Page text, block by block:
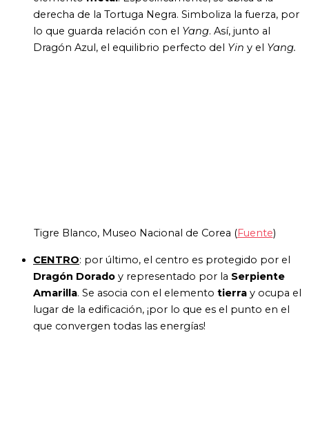
derecha de la Tortuga Negra. Simboliza la fuerza, por
lo que guarda relación con el Yang. Así, junto al
Dragón Azul, el equilibrio perfecto del Yin y el Yang.
Tigre Blanco, Museo Nacional de Corea (Fuente)
CENTRO: por último, el centro es protegido por el
Dragón Dorado y representado por la Serpiente
Amarilla. Se asocia con el elemento tierra y ocupa el
lugar de la edificación, ¡por lo que es el punto en el
que convergen todas las energías!